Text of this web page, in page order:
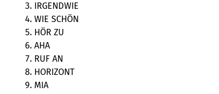
IRGENDWIE
WIE SCHÖN
HÖR ZU
AHA
RUF AN
HORIZONT
MIA